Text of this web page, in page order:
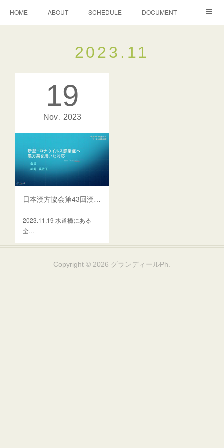
HOME ABOUT SCHEDULE DOCUMENT
2023 . 11
19
Nov 2023
日本漢方協会第43回漢方学術大会
2023.11.19 水道橋にある
全…
Copyright © 2026 グランディールPh